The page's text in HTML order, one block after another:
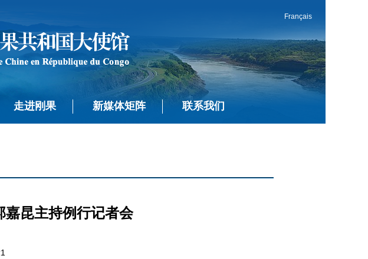
Français
走进刚果 新媒体矩阵 联系我们
嘉昆主持例行记者会